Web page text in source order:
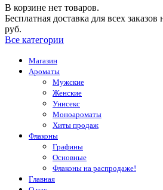
В корзине нет товаров.
Бесплатная доставка для всех
руб.
Все категории
Магазин
Ароматы
Мужские
Женские
Унисекс
Моноароматы
Хиты продаж
Флаконы
Графины
Основные
Флаконы на распродаже!
Главная